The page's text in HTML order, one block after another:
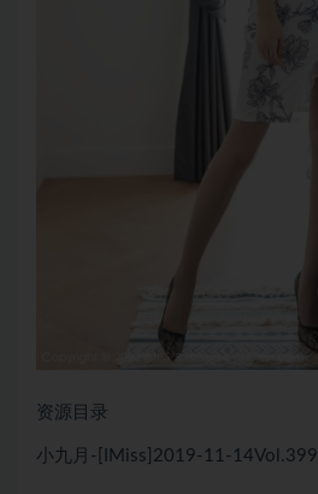
资源目录
小九月-[IMiss]2019-11-14Vol.399